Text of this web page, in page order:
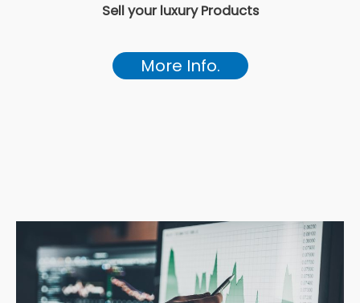
Sell your luxury Products
More Info.